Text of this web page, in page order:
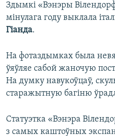
Здымкі «Вэнэры
мінулага году выклала
Гіанда.
На фотаздымках была
ўяўляе сабой жаночую
На думку навукоўцаў,
старажытную багіню
Статуэтка «Вэнэра
з самых каштоўных